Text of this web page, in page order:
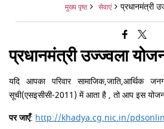
मुख्य पृष्ठ सेवाएं प्रधानमंत्री
प्रधानमंत्री उज्ज्वला
यदि आपका परिवार सामाजिक,जाति,आर्थिक
सूची(एसइसीसी-2011) में आता है , तो आप इस
पर जाएँ: http://khadya.cg.nic.in/